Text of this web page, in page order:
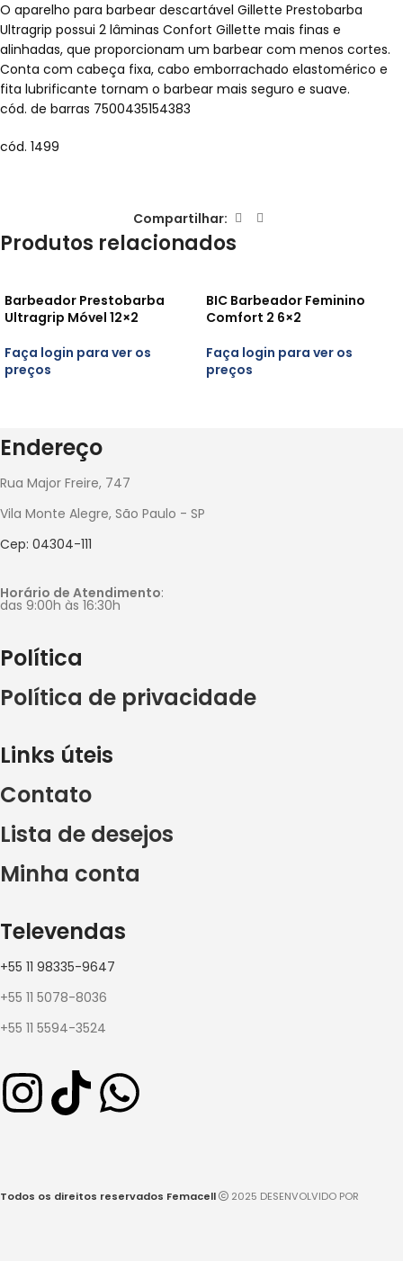
O aparelho para barbear descartável Gillette Prestobarba
Ultragrip possui 2 lâminas Confort Gillette mais finas e
alinhadas, que proporcionam um barbear com menos cortes.
Conta com cabeça fixa, cabo emborrachado elastomérico e
fita lubrificante tornam o barbear mais seguro e suave.
cód. de barras 7500435154383
cód. 1499
Compartilhar:
Produtos relacionados
Barbeador Prestobarba
Ultragrip Móvel 12×2
Faça login para ver os
preços
BIC Barbeador Feminino
Comfort 2 6×2
Faça login para ver os
preços
Endereço
Rua Major Freire, 747
Vila Monte Alegre, São Paulo - SP
Cep: 04304-111
Horário de Atendimento:
das 9:00h às 16:30h
Política
Política de privacidade
Links úteis
Contato
Lista de desejos
Minha conta
Televendas
+55 11 98335-9647
+55 11 5078-8036
+55 11 5594-3524
Todos os direitos reservados Femacell 2025 DESENVOLVIDO POR